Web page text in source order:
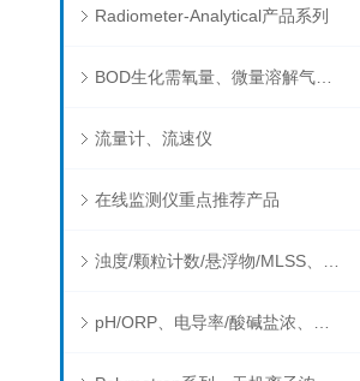
Radiometer-Analytical产品系列
BOD生化需氧量、微量溶解气体和现场水质测试组件以及其他分析仪
流量计、流速仪
在线监测仪重点推荐产品